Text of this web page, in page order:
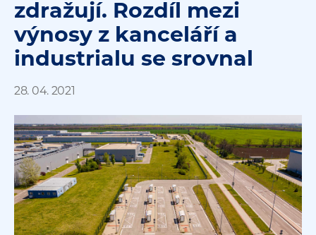
zdražují. Rozdíl mezi
výnosy z kanceláří a
industrialu se srovnal
28. 04. 2021